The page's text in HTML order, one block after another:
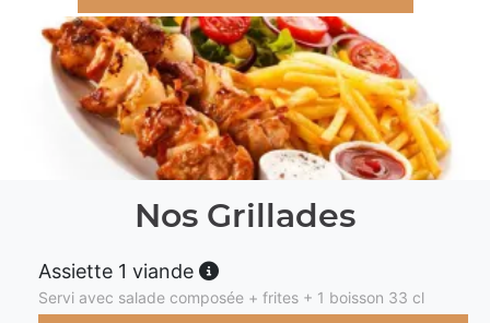
Nos Grillades
Assiette 1 viande
Servi avec salade composée + frites + 1 boisson 33 cl